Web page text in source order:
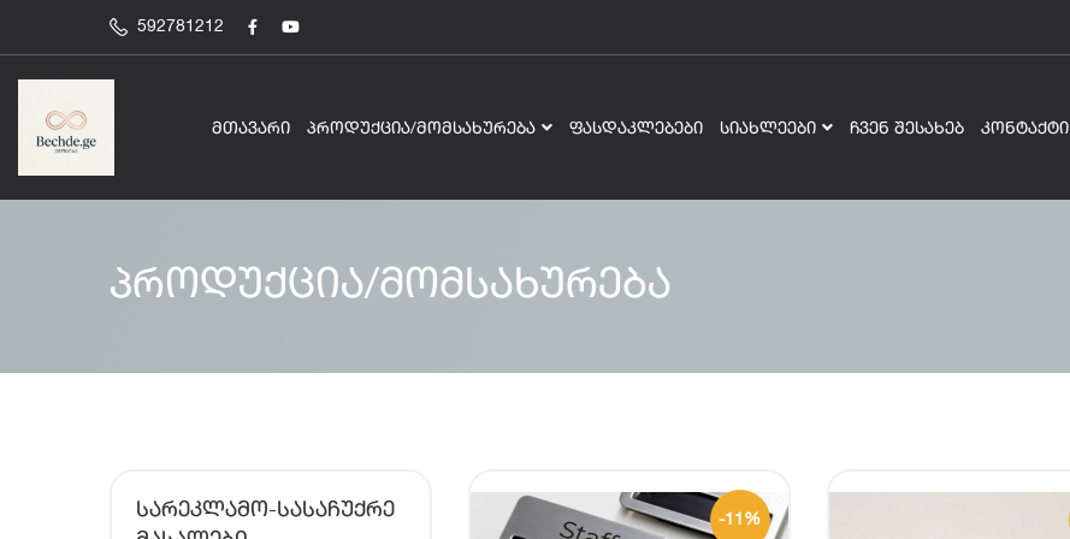
592781212
ᲛᲗᲐᲕᲐᲠᲘ ᲞᲠᲝᲓᲣᲥᲪᲘᲐ/ᲛᲝᲛᲡᲐᲮᲣᲠᲔᲑᲐ ᲤᲐᲡᲓᲐᲙᲚᲔᲑᲔᲑᲘ ᲡᲘᲐᲮᲚᲔᲔᲑᲘ ᲩᲕᲔᲜ ᲨᲔᲡᲐᲮᲔᲑ ᲙᲝᲜᲢᲐᲥᲢᲘ
პროდუქცია/მომსახურება
-11%
ᲡᲐᲠᲔᲙᲚᲐᲛᲝ-ᲡᲐᲡᲐᲩᲣᲥᲠᲔ